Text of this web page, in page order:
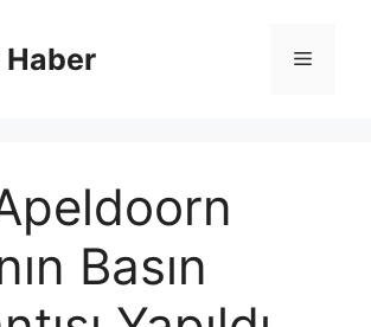
Haber Menü
Basın